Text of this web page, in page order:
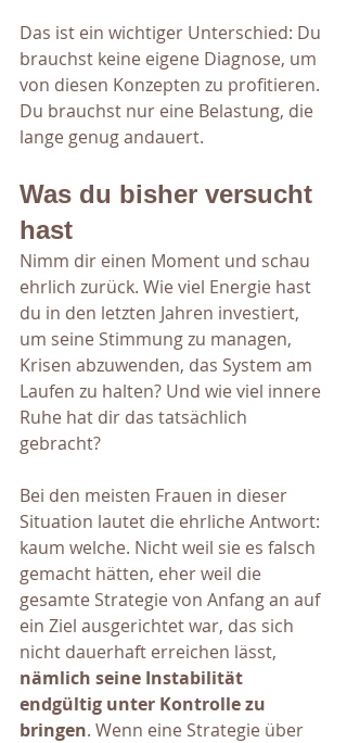
Das ist ein wichtiger Unterschied: Du
brauchst keine eigene Diagnose, um
von diesen Konzepten zu profitieren.
Du brauchst nur eine Belastung, die
lange genug andauert.
Was du bisher versucht
hast
Nimm dir einen Moment und schau
ehrlich zurück. Wie viel Energie hast
du in den letzten Jahren investiert,
um seine Stimmung zu managen,
Krisen abzuwenden, das System am
Laufen zu halten? Und wie viel innere
Ruhe hat dir das tatsächlich
gebracht?
Bei den meisten Frauen in dieser
Situation lautet die ehrliche Antwort:
kaum welche. Nicht weil sie es falsch
gemacht hätten, eher weil die
gesamte Strategie von Anfang an auf
ein Ziel ausgerichtet war, das sich
nicht dauerhaft erreichen lässt,
nämlich seine Instabilität
endgültig unter Kontrolle zu
bringen. Wenn eine Strategie über